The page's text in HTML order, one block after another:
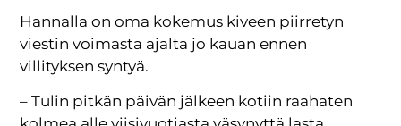
Hannalla on oma kokemus kiveen piirretyn
viestin voimasta ajalta jo kauan ennen
villityksen syntyä.
– Tulin pitkän päivän jälkeen kotiin raahaten